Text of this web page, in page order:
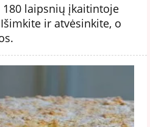
180 laipsnių įkaitintoje
ir atvėsinkite, o